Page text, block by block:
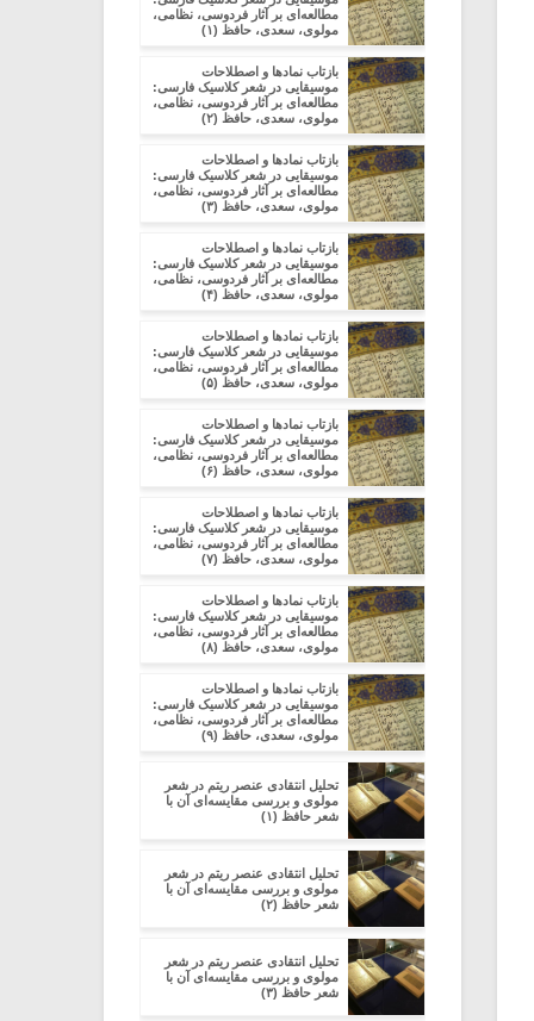
مطالعه‌ای بر آثار فردوسی، نظامی،
مولوی، سعدی، حافظ (۱)
بازتاب نمادها و اصطلاحات
موسیقایی در شعر کلاسیک فارسی:
مطالعه‌ای بر آثار فردوسی، نظامی،
مولوی، سعدی، حافظ (۲)
بازتاب نمادها و اصطلاحات
موسیقایی در شعر کلاسیک فارسی:
مطالعه‌ای بر آثار فردوسی، نظامی،
مولوی، سعدی، حافظ (۳)
بازتاب نمادها و اصطلاحات
موسیقایی در شعر کلاسیک فارسی:
مطالعه‌ای بر آثار فردوسی، نظامی،
مولوی، سعدی، حافظ (۴)
بازتاب نمادها و اصطلاحات
موسیقایی در شعر کلاسیک فارسی:
مطالعه‌ای بر آثار فردوسی، نظامی،
مولوی، سعدی، حافظ (۵)
بازتاب نمادها و اصطلاحات
موسیقایی در شعر کلاسیک فارسی:
مطالعه‌ای بر آثار فردوسی، نظامی،
مولوی، سعدی، حافظ (۶)
بازتاب نمادها و اصطلاحات
موسیقایی در شعر کلاسیک فارسی:
مطالعه‌ای بر آثار فردوسی، نظامی،
مولوی، سعدی، حافظ (۷)
بازتاب نمادها و اصطلاحات
موسیقایی در شعر کلاسیک فارسی:
مطالعه‌ای بر آثار فردوسی، نظامی،
مولوی، سعدی، حافظ (۸)
بازتاب نمادها و اصطلاحات
موسیقایی در شعر کلاسیک فارسی:
مطالعه‌ای بر آثار فردوسی، نظامی،
مولوی، سعدی، حافظ (۹)
تحلیل انتقادی عنصر ریتم در شعر
مولوی و بررسی مقایسه‌ای آن با
شعر حافظ (۱)
تحلیل انتقادی عنصر ریتم در شعر
مولوی و بررسی مقایسه‌ای آن با
شعر حافظ (۲)
تحلیل انتقادی عنصر ریتم در شعر
مولوی و بررسی مقایسه‌ای آن با
شعر حافظ (۳)